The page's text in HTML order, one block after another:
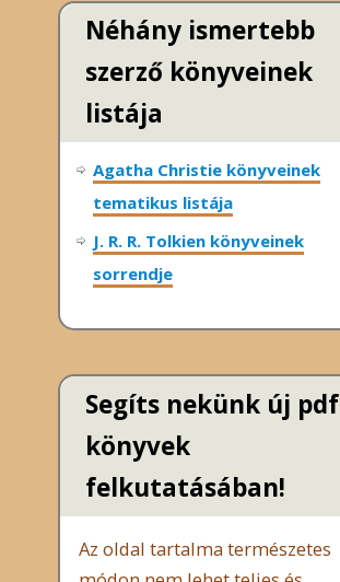
Néhány ismertebb
szerző könyveinek
listája
Agatha Christie könyveinek
tematikus listája
J. R. R. Tolkien könyveinek
sorrendje
Segíts nekünk új pdf
könyvek
felkutatásában!
Az oldal tartalma természetes